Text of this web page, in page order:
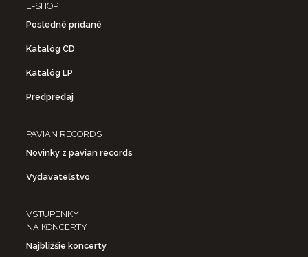
E-SHOP
Posledné pridané
Katalóg CD
Katalóg LP
Predpredaj
PAVIAN RECORDS
Novinky z pavian records
Vydavateľstvo
VSTUPENKY
NA KONCERTY
Najbližšie koncerty